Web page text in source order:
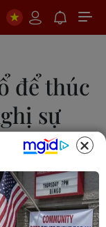
để thúc
sự
trình bao